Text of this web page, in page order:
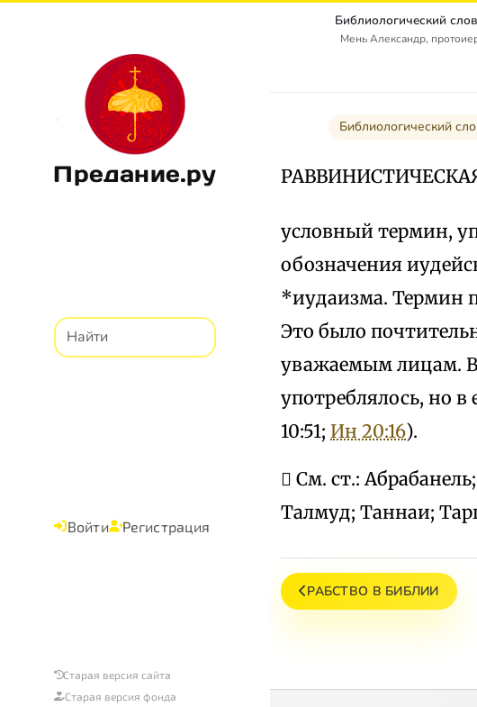
Предание.ру
Войти Регистрация
Старая версия сайта
Старая версия фонда
Библиологический
Мень Александр,
Библиологический
условный термин,
обозначения
*иудаизма. Термин
Это было
уважаемым лицам.
употреблялось, но в
10:51; Ин 20:16).
 См. ст.:
Талмуд; Таннаи;
РАБСТВО В БИБЛИИ